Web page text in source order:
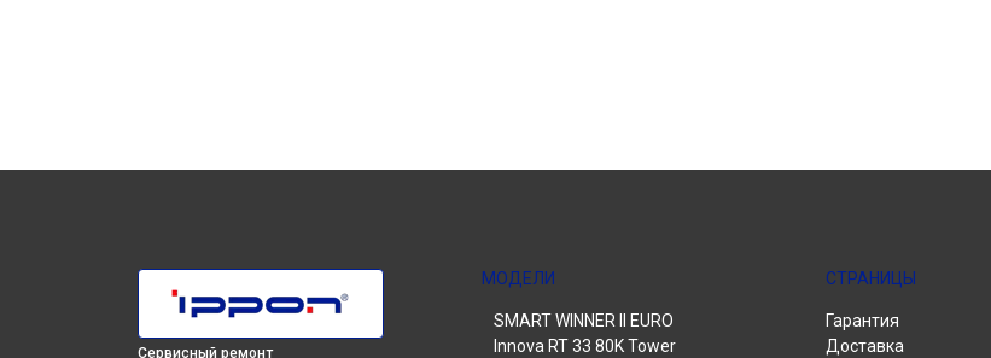
Сервисный ремонт
МОДЕЛИ
SMART WINNER II EURO
Innova RT 33 80K Tower
СТРАНИЦЫ
Гарантия
Доставка